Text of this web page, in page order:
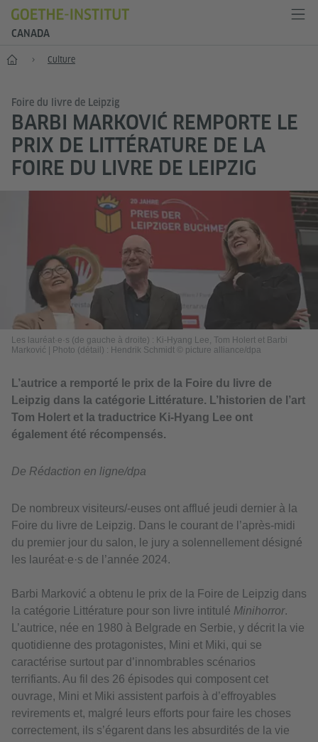
CANADA
Accueil Culture
Foire du livre de Leipzig
BARBI MARKOVIĆ REMPORTE LE
PRIX DE LITTÉRATURE DE LA
FOIRE DU LIVRE DE LEIPZIG
Les lauréat·e·s (de gauche à droite) : Ki-Hyang Lee, Tom Holert et Barbi
Marković
Photo (détail) : Hendrik Schmidt © picture alliance/dpa
L’autrice a remporté le prix de la Foire du livre de
Leipzig dans la catégorie Littérature. L’historien de l’art
Tom Holert et la traductrice Ki-Hyang Lee ont
également été récompensés.
De Rédaction en ligne/dpa
De nombreux visiteurs/-euses ont afflué jeudi dernier à la
Foire du livre de Leipzig. Dans le courant de l’après-midi
du premier jour du salon, le jury a solennellement désigné
les lauréat·e·s de l’année 2024.
Barbi Marković a obtenu le prix de la Foire de Leipzig dans
la catégorie Littérature pour son livre intitulé Minihorror.
L’autrice, née en 1980 à Belgrade en Serbie, y décrit la vie
quotidienne des protagonistes, Mini et Miki, qui se
caractérise surtout par d’innombrables scénarios
terrifiants. Au fil des 26 épisodes qui composent cet
ouvrage, Mini et Miki assistent parfois à d’effroyables
revirements et, malgré leurs efforts pour faire les choses
correctement, ils s’égarent dans les absurdités de la vie